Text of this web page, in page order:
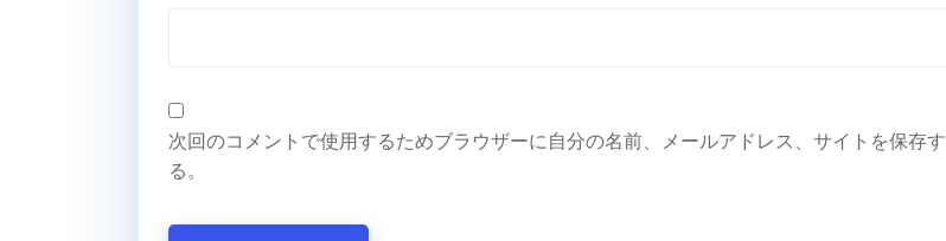
次回のコメントで使用するためブラウザーに自分の名前、メールアドレス、サイトを保存す
る。